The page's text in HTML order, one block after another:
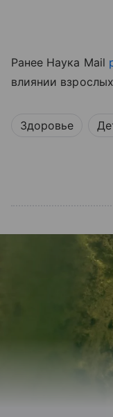
Ранее Наука Mail
влиянии
Здоровье